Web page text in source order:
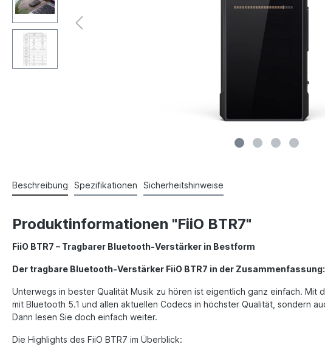
Beschreibung Spezifikationen Sicherheitshinweise
Produktinformationen "FiiO BTR7"
FiiO BTR7 – Tragbarer Bluetooth-Verstärker in Bestform
Der tragbare Bluetooth-Verstärker FiiO BTR7 in der Zusammenfassung:
Unterwegs in bester Qualität Musik zu hören ist eigentlich ganz einfach. Mit
mit Bluetooth 5.1 und allen aktuellen Codecs in höchster Qualität, sondern
Dann lesen Sie doch einfach weiter.
Die Highlights des FiiO BTR7 im Überblick: